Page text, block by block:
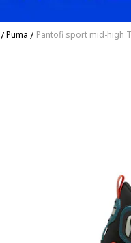
/Puma / Pantofi sport mid-high